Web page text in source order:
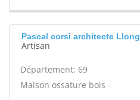
Pascal corsi architecte
Artisan
Département: 69
Maison ossature bois -